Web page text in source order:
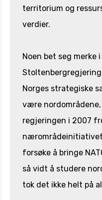
territorium og
verdier.
Noen bet seg merke
Norges strategiske
være
regjeringen i 2007
forsøke å bringe
så vidt å studere
tok det ikke helt på